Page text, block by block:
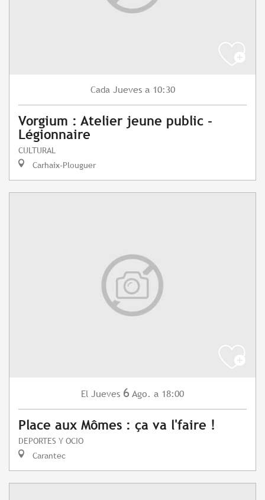
Cada Jueves a 10:30
Vorgium : Atelier jeune public -
Légionnaire
CULTURAL
Carhaix-Plouguer
El Jueves 6 Ago. a 18:00
Place aux Mômes : ça va l'faire !
DEPORTES Y OCIO
Carantec